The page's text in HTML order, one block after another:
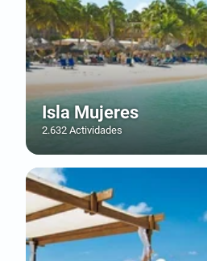
Isla Mujeres
2.632 Actividades